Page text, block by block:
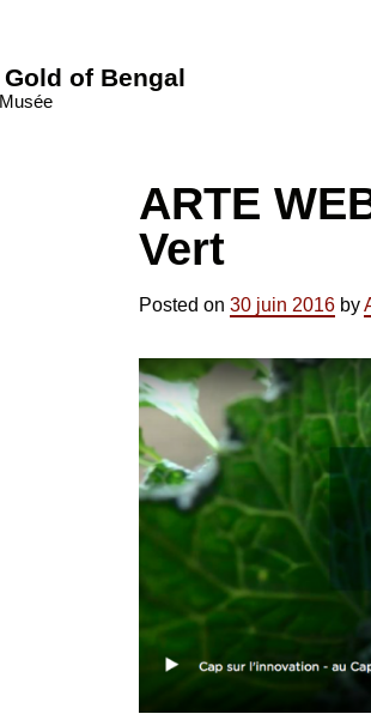
of Bengal
ARTE
Vert
Posted on 30 juin 2016 by